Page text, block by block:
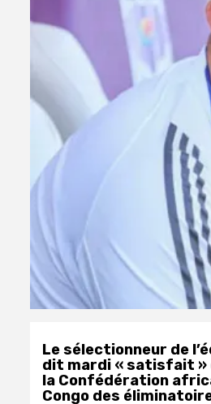
Le sélectionneur de
dit mardi « satisfait »
la Confédération
Congo des